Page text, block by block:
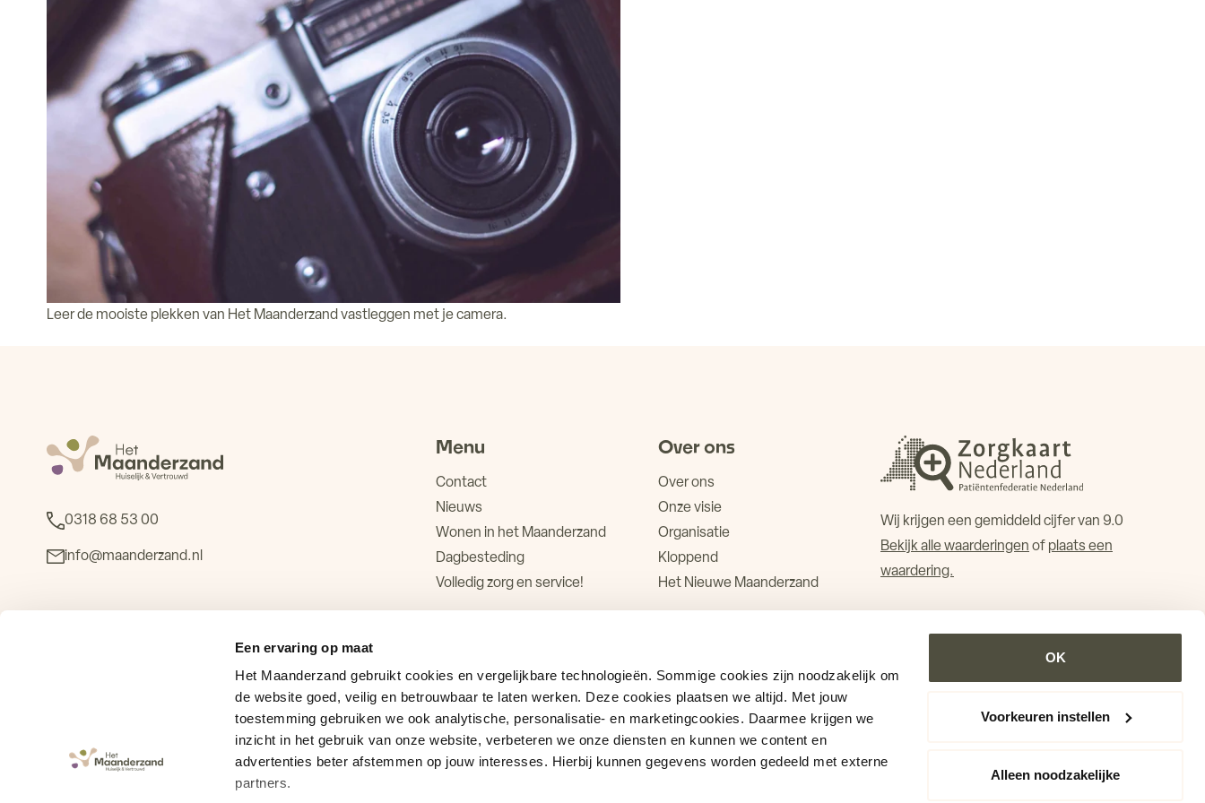
Een ervaring op maat
Het Maanderzand gebruikt cookies en vergelijkbare technologieën. Sommige cookies zijn noodzakelijk om
de website goed, veilig en betrouwbaar te laten werken. Deze cookies plaatsen we altijd. Met jouw
toestemming gebruiken we ook analytische, personalisatie- en marketingcookies. Daarmee krijgen we
inzicht in het gebruik van onze website, verbeteren we onze diensten en kunnen we content en
advertenties beter afstemmen op jouw interesses. Hierbij kunnen gegevens worden gedeeld met externe
partners.
OK
Voorkeuren instellen
Alleen noodzakelijke
Leer de mooiste plekken van Het Maanderzand vastleggen met je camera.
0318 68 53 00
info@maanderzand.nl
BTW B99366532837
Menu
Contact
Nieuws
Wonen in het Maanderzand
Dagbesteding
Volledig zorg en service!
Over ons
Over ons
Onze visie
Organisatie
Kloppend
Het Nieuwe Maanderzand
Wij krijgen een gemiddeld cijfer van 9.0
Bekijk alle waarderingen of plaats een
waardering.